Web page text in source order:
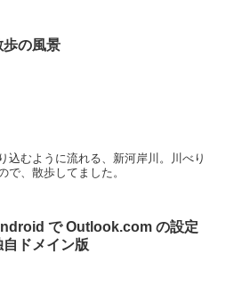
歩の風景
込むように流れる、新河岸川。川べり
で、散歩してました。
で Outlook.com の設定
自ドメイン版